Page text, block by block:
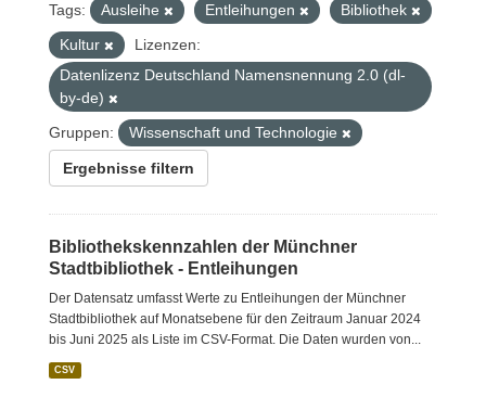
Tags: Ausleihe Entleihungen
Bibliothek
Kultur
Lizenzen:
Datenlizenz Deutschland Namensnennung 2.0 (dl-
by-de)
Gruppen:
Wissenschaft und Technologie
Ergebnisse filtern
Bibliothekskennzahlen der Münchner
Stadtbibliothek - Entleihungen
Der Datensatz umfasst Werte zu Entleihungen der Münchner
Stadtbibliothek auf Monatsebene für den Zeitraum Januar 2024
bis Juni 2025 als Liste im CSV-Format. Die Daten wurden von...
CSV